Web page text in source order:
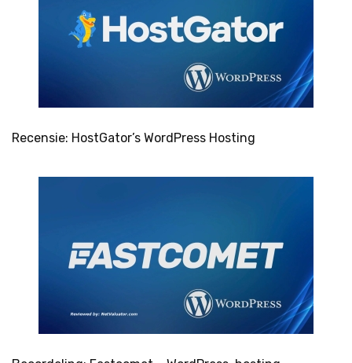
Recensie: HostGator’s WordPress Hosting